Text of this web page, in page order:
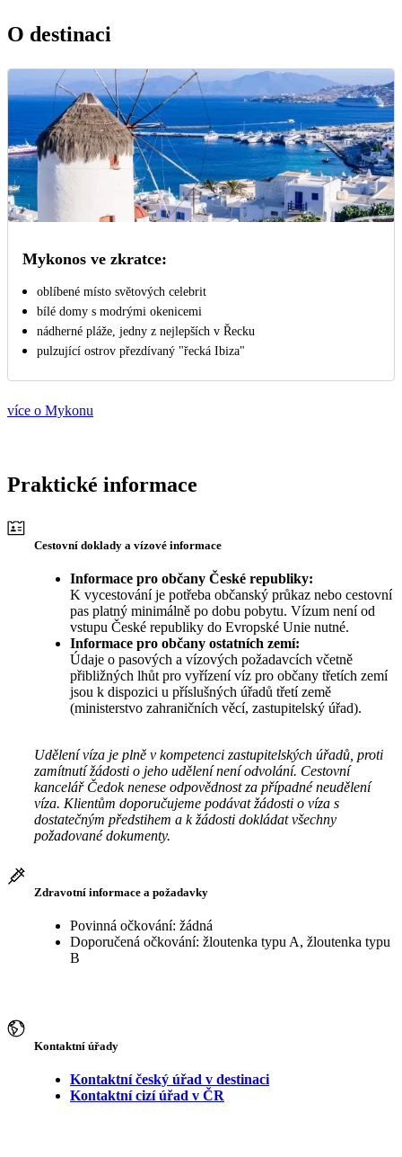
O destinaci
Mykonos ve zkratce:
oblíbené místo světových celebrit
bílé domy s modrými okenicemi
nádherné pláže, jedny z nejlepších v Řecku
pulzující ostrov přezdívaný "řecká Ibiza"
více o Mykonu
Praktické informace
Cestovní doklady a vízové informace
Informace pro občany České republiky:
K vycestování je potřeba občanský průkaz nebo cestovní
pas platný minimálně po dobu pobytu. Vízum není od
vstupu České republiky do Evropské Unie nutné.
Informace pro občany ostatních zemí:
Údaje o pasových a vízových požadavcích včetně
přibližných lhůt pro vyřízení víz pro občany třetích zemí
jsou k dispozici u příslušných úřadů třetí země
(ministerstvo zahraničních věcí, zastupitelský úřad).
Udělení víza je plně v kompetenci zastupitelských úřadů, proti
zamítnutí žádosti o jeho udělení není odvolání. Cestovní
kancelář Čedok nenese odpovědnost za případné neudělení
víza. Klientům doporučujeme podávat žádosti o víza s
dostatečným předstihem a k žádosti dokládat všechny
požadované dokumenty.
Zdravotní informace a požadavky
Povinná očkování: žádná
Doporučená očkování: žloutenka typu A, žloutenka typu
B
Kontaktní úřady
Kontaktní český úřad v destinaci
Kontaktní cizí úřad v ČR